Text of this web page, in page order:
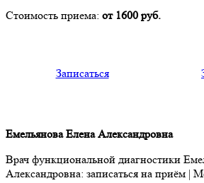
Стоимость приема: от 1600 руб.
Записаться
Емельянова Елена Александровна
Врач функциональной диагностики
Александровна: записаться на приём |